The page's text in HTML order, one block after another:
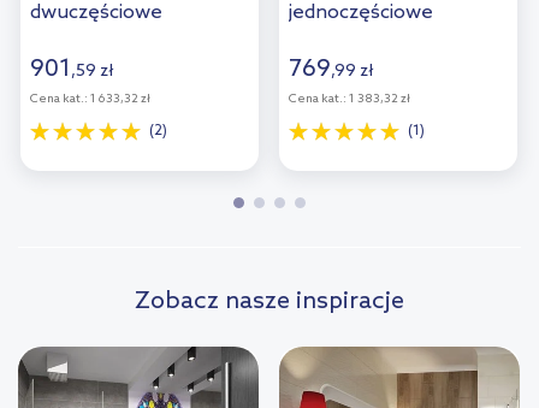
dwuczęściowe
błyszczący/szkło
przezroczyste
HGR80000021
901 ,59 zł
Cena kat.: 1 633,32 zł
(2)
jednoczęściowe
błyszczący/szkło
przezroczyste
HGR12000021
769,99 zł
Cena kat.: 1 383,32 zł
(1)
Zobacz nasze inspiracje